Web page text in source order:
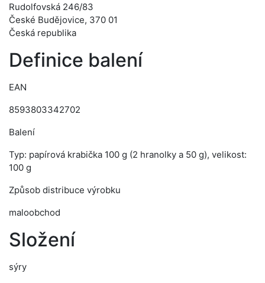
Rudolfovská 246/83
České Budějovice, 370 01
Česká republika
Definice balení
EAN
8593803342702
Balení
Typ: papírová krabička 100 g (2 hranolky a 50 g), velikost:
100 g
Způsob distribuce výrobku
maloobchod
Složení
sýry